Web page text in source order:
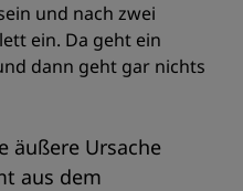
und nach zwei
ein. Da geht ein
dann geht gar nichts
äußere Ursache
aus dem